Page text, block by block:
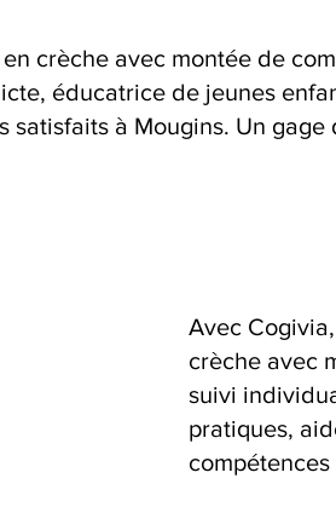
crèche avec montée de
éducatrice de jeunes
à Mougins. Un gage
Avec
crèche avec
suivi
pratiques,